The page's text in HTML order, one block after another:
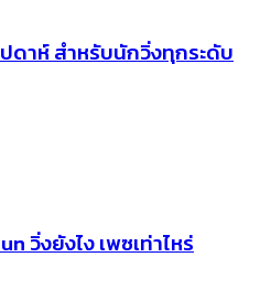
ดาห์ สำหรับนักวิ่งทุกระดับ
วิ่งยังไง เพซเท่าไหร่